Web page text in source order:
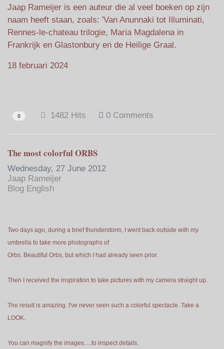
Jaap Rameijer is een auteur die al veel boeken op zijn
naam heeft staan, zoals: 'Van Anunnaki tot Illuminati,
Rennes-le-chateau trilogie, Maria Magdalena in
Frankrijk en Glastonbury en de Heilige Graal.
18 februari 2024
0 1482 Hits 0 Comments
The most colorful ORBS
Wednesday, 27 June 2012
Jaap Rameijer
Blog English
Two days ago, during a brief thunderstorm, I went back outside with my
umbrella to take more photographs of
Orbs. Beautiful Orbs, but which I had already seen prior.
Then I received the inspiration to take pictures with my camera straight up.
The result is amazing. I've never seen such a colorful spectacle. Take a
LOOK.
You can magnify the images.....to inspect details.